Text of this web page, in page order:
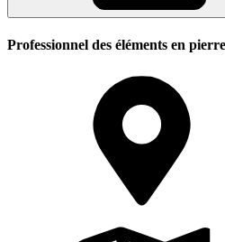
Professionnel des éléments en